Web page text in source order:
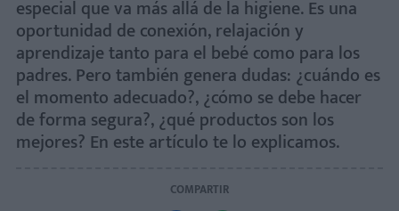
especial que va más allá de la higiene. Es una
oportunidad de conexión, relajación y
aprendizaje tanto para el bebé como para los
padres. Pero también genera dudas: ¿cuándo es
el momento adecuado?, ¿cómo se debe hacer
de forma segura?, ¿qué productos son los
mejores? En este artículo te lo explicamos.
COMPARTIR